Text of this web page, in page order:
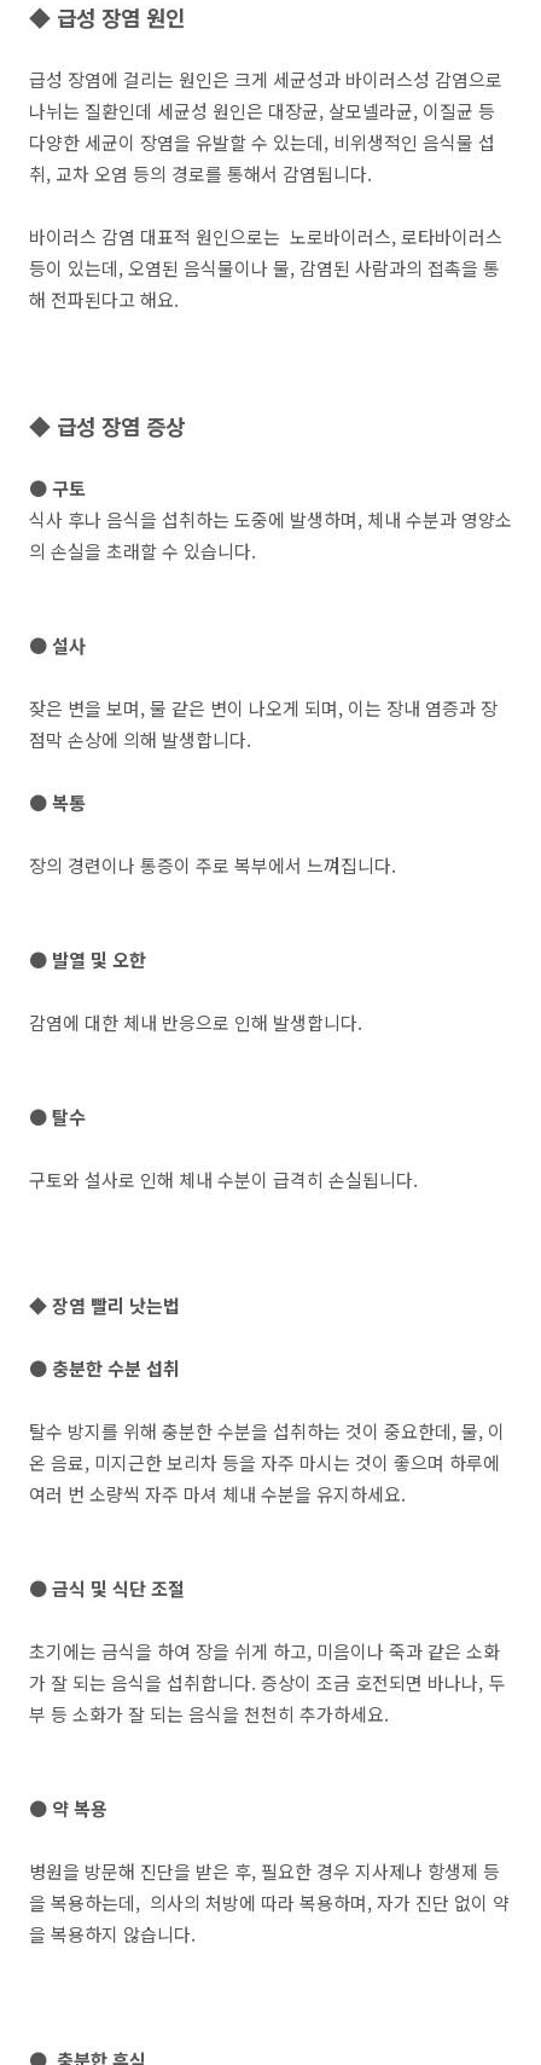
◆ 급성 장염 원인
급성 장염에 걸리는 원인은 크게 세균성과 바이러스성 감염으로
나뉘는 질환인데 세균성 원인은 대장균, 살모넬라균, 이질균 등
다양한 세균이 장염을 유발할 수 있는데, 비위생적인 음식물 섭
취, 교차 오염 등의 경로를 통해서 감염됩니다.
바이러스 감염 대표적 원인으로는 노로바이러스, 로타바이러스
등이 있는데, 오염된 음식물이나 물, 감염된 사람과의 접촉을 통
해 전파된다고 해요.
◆ 급성 장염 증상
● 구토
식사 후나 음식을 섭취하는 도중에 발생하며, 체내 수분과 영양소
의 손실을 초래할 수 있습니다.
● 설사
잦은 변을 보며, 물 같은 변이 나오게 되며, 이는 장내 염증과 장
점막 손상에 의해 발생합니다.
● 복통
장의 경련이나 통증이 주로 복부에서 느껴집니다.
● 발열 및 오한
감염에 대한 체내 반응으로 인해 발생합니다.
●탈수
구토와 설사로 인해 체내 수분이 급격히 손실됩니다.
◆ 장염 빨리 낫는법
● 충분한 수분 섭취
탈수 방지를 위해 충분한 수분을 섭취하는 것이 중요한데, 물, 이
온 음료, 미지근한 보리차 등을 자주 마시는 것이 좋으며 하루에
여러 번 소량씩 자주 마셔 체내 수분을 유지하세요.
● 금식 및 식단 조절
초기에는 금식을 하여 장을 쉬게 하고, 미음이나 죽과 같은 소화
가 잘 되는 음식을 섭취합니다. 증상이 조금 호전되면 바나나, 두
부 등 소화가 잘 되는 음식을 천천히 추가하세요.
● 약 복용
병원을 방문해 진단을 받은 후, 필요한 경우 지사제나 항생제 등
을 복용하는데, 의사의 처방에 따라 복용하며, 자가 진단 없이 약
을 복용하지 않습니다.
● 충분한 휴식